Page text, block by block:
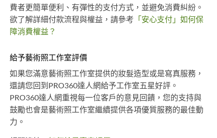
費者更簡單便利、有彈性的支付方式，並避免消費糾紛。
欲了解詳細付款流程與權益，請參考 「安心支付」如何保
障消費權益？
給予藝術照工作室評價
如果您滿意藝術照工作室提供的妝髮造型或是寫真服務，
還請您回到PRO360達人網給予工作室五星好評。
PRO360達人網重視每一位客戶的意見回饋，您的支持與
鼓勵也會是藝術照工作室繼續提供各項優質服務的最佳動
力。